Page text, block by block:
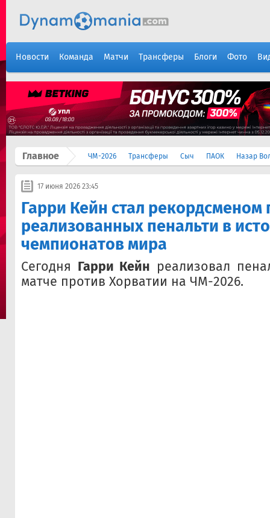
Новости Команда Матчи Трансферы Блоги Фото
Главное ЧМ-2026 Трансферы Сыч ПАОК Назар
17 июня 2026 23:45
Гарри Кейн стал рекордсменом
реализованных пенальти в
чемпионатов мира
Сегодня Гарри Кейн реализовал
матче против Хорватии на ЧМ-2026.